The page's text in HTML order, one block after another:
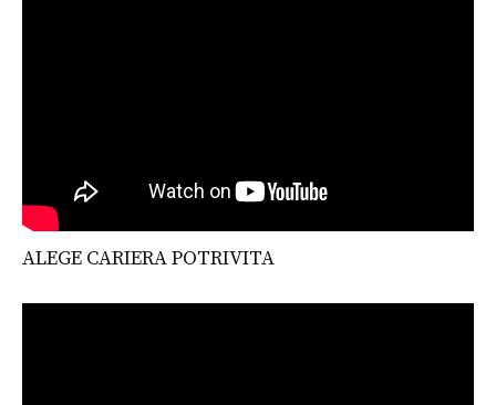
ALEGE CARIERA POTRIVITA